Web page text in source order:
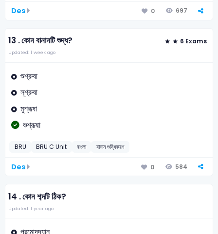
Des 0 697
13 .কোন বানানটি শুদ্ধ? 6 Exams
Updated: 1 week ago
শুশ্রুষা
সূশ্রুষা
মুশ্রূষা
শুশ্রূষা
BRU BRU C Unit বাংলা বানান শুদ্ধিকরণ
Des 0 584
14 .কোন শব্দটি ঠিক?
Updated: 1 year ago